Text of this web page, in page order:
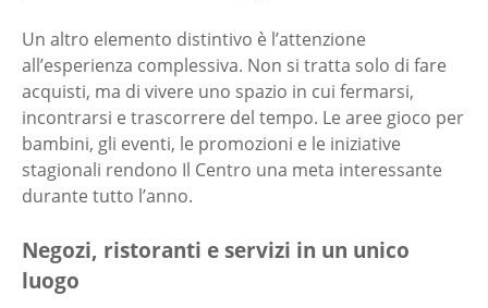
Un altro elemento distintivo è l’attenzione
all’esperienza complessiva. Non si tratta solo di fare
acquisti, ma di vivere uno spazio in cui fermarsi,
incontrarsi e trascorrere del tempo. Le aree gioco per
bambini, gli eventi, le promozioni e le iniziative
stagionali rendono Il Centro una meta interessante
durante tutto l’anno.
Negozi, ristoranti e servizi in un unico
luogo